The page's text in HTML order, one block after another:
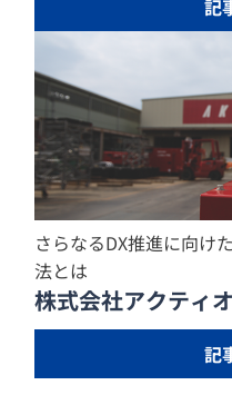
記
さらなるDX推進に向け
法とは
株式会社アクティ
記